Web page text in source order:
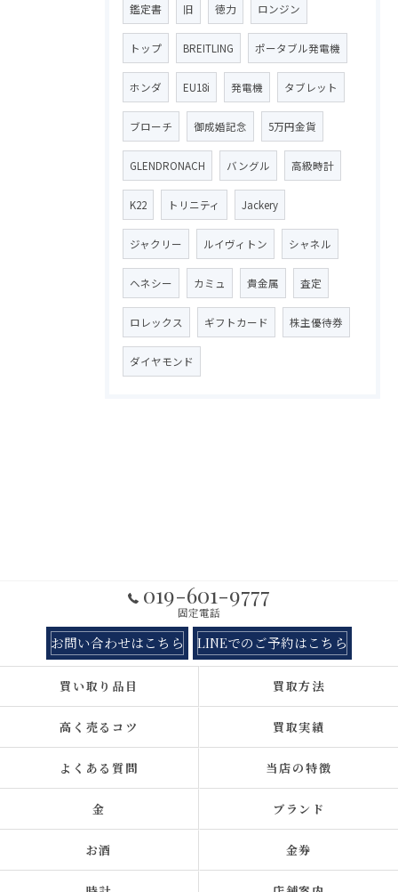
鑑定書 旧 徳力 ロンジン
トップ BREITLING ポータブル発電機
ホンダ EU18i 発電機 タブレット
ブローチ 御成婚記念 5万円金貨
GLENDRONACH バングル 高級時計
K22 トリニティ Jackery
ジャクリー ルイヴィトン シャネル
ヘネシー カミュ 貴金属 査定
ロレックス ギフトカード 株主優待券
ダイヤモンド
019-601-9777
固定電話
お問い合わせはこちら LINEでのご予約はこちら
買い取り品目 買取方法
高く売るコツ 買取実績
よくある質問 当店の特徴
金 ブランド
お酒 金券